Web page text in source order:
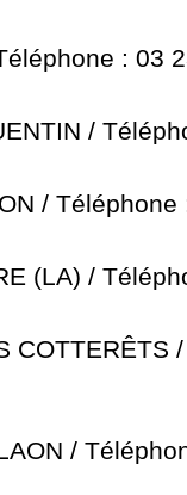
: 03
/
/
(LA) /
COTTERÊTS
/